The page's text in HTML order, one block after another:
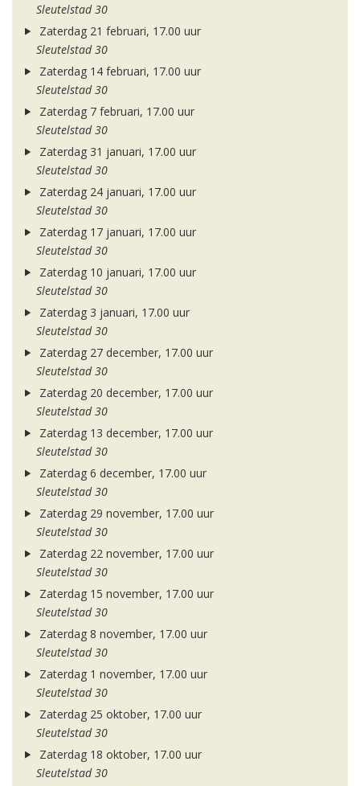
Sleutelstad 30
Zaterdag 21 februari, 17.00 uur
Sleutelstad 30
Zaterdag 14 februari, 17.00 uur
Sleutelstad 30
Zaterdag 7 februari, 17.00 uur
Sleutelstad 30
Zaterdag 31 januari, 17.00 uur
Sleutelstad 30
Zaterdag 24 januari, 17.00 uur
Sleutelstad 30
Zaterdag 17 januari, 17.00 uur
Sleutelstad 30
Zaterdag 10 januari, 17.00 uur
Sleutelstad 30
Zaterdag 3 januari, 17.00 uur
Sleutelstad 30
Zaterdag 27 december, 17.00 uur
Sleutelstad 30
Zaterdag 20 december, 17.00 uur
Sleutelstad 30
Zaterdag 13 december, 17.00 uur
Sleutelstad 30
Zaterdag 6 december, 17.00 uur
Sleutelstad 30
Zaterdag 29 november, 17.00 uur
Sleutelstad 30
Zaterdag 22 november, 17.00 uur
Sleutelstad 30
Zaterdag 15 november, 17.00 uur
Sleutelstad 30
Zaterdag 8 november, 17.00 uur
Sleutelstad 30
Zaterdag 1 november, 17.00 uur
Sleutelstad 30
Zaterdag 25 oktober, 17.00 uur
Sleutelstad 30
Zaterdag 18 oktober, 17.00 uur
Sleutelstad 30